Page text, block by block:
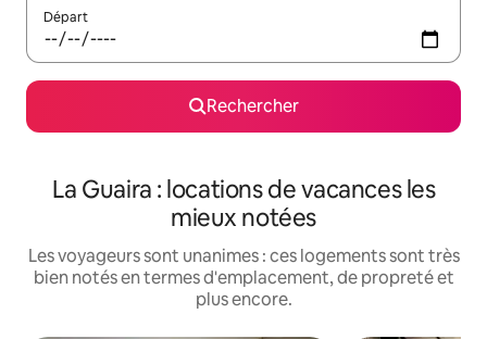
Départ
Rechercher
La Guaira : locations de vacances les
mieux notées
Les voyageurs sont unanimes : ces logements sont très
bien notés en termes d'emplacement, de propreté et
plus encore.